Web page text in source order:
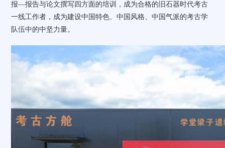
报—报告与论文撰写四方面的培训，成为合格的旧石器时代考古
一线工作者，成为建设中国特色、中国风格、中国气派的考古学
队伍中的中坚力量。